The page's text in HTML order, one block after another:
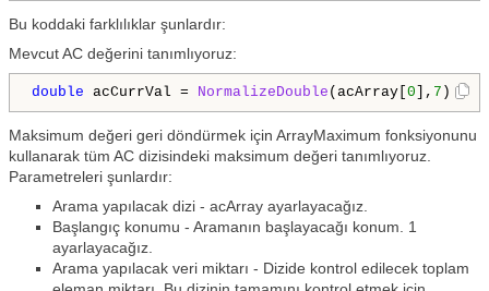
Bu koddaki farklılıklar şunlardır:
Mevcut AC değerini tanımlıyoruz:
double acCurrVal = NormalizeDouble (acArray[ 0 ], 7 );
Maksimum değeri geri döndürmek için ArrayMaximum fonksiyonunu
kullanarak tüm AC dizisindeki maksimum değeri tanımlıyoruz.
Parametreleri şunlardır:
Arama yapılacak dizi - acArray ayarlayacağız.
Başlangıç konumu - Aramanın başlayacağı konum. 1
ayarlayacağız.
Arama yapılacak veri miktarı - Dizide kontrol edilecek toplam